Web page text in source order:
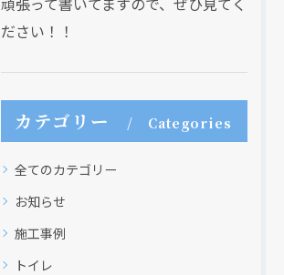
ださい！！
カテゴリー Categories
全てのカテゴリー
お知らせ
施工事例
トイレ